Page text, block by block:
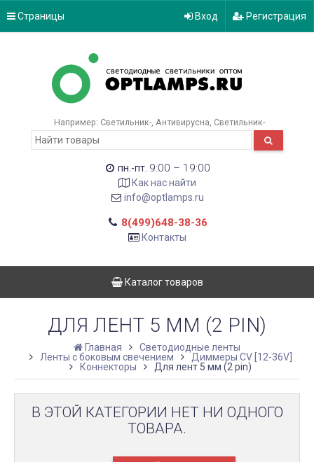
Страницы Вход Регистрация
Например: Светильник- Антивирусна Светильник-
пн.-пт. 9:00 – 19:00
Как нас найти
info@optlamps.ru
8(499)648-38-36
Контакты
Каталог товаров
ДЛЯ ЛЕНТ 5 ММ (2 PIN)
Главная
Светодиодные ленты
Ленты с боковым свечением
Диммеры CV [12-36V]
Коннекторы
Для лент 5 мм (2 pin)
В ЭТОЙ КАТЕГОРИИ НЕТ НИ ОДНОГО
ТОВАРА.